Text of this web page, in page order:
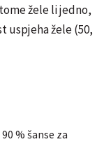
žele li jedno,
uspjeha žele (50,
% šanse za